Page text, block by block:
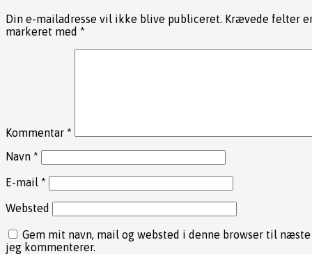
Din e-mailadresse vil ikke blive publiceret. Krævede felter
markeret med *
Kommentar *
Navn *
E-mail *
Websted
Gem mit navn, mail og websted i denne browser til næste
jeg kommenterer.